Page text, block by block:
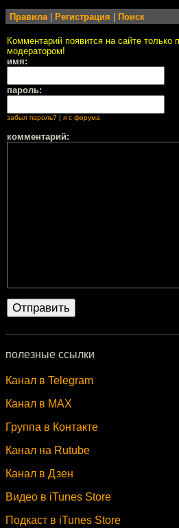
Правила| Регистрация Поиск
Комментарий появится на сайте только
модератором!
имя:
пароль:
забыл пароль? я с форума
комментарий:
полезные ссылки
Канал в Telegram
Канал в MAX
Группа в Контакте
Канал на Rutube
Канал в Дзен
Видео в iTunes Store
Подкаст в iTunes Store